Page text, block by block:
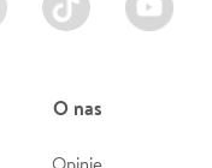
O nas